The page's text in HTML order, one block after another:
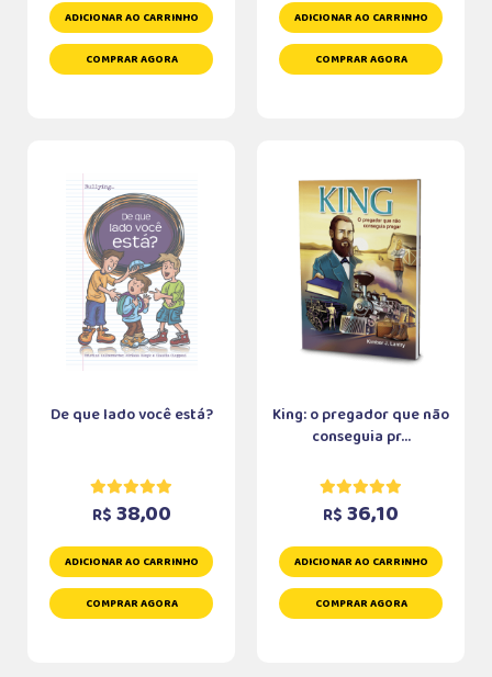
ADICIONAR AO CARRINHO
COMPRAR AGORA
ADICIONAR AO CARRINHO
COMPRAR AGORA
De que lado você está?
R$ 38,00
ADICIONAR AO CARRINHO
COMPRAR AGORA
King: o pregador que não
conseguia pr...
R$ 36,10
ADICIONAR AO CARRINHO
COMPRAR AGORA